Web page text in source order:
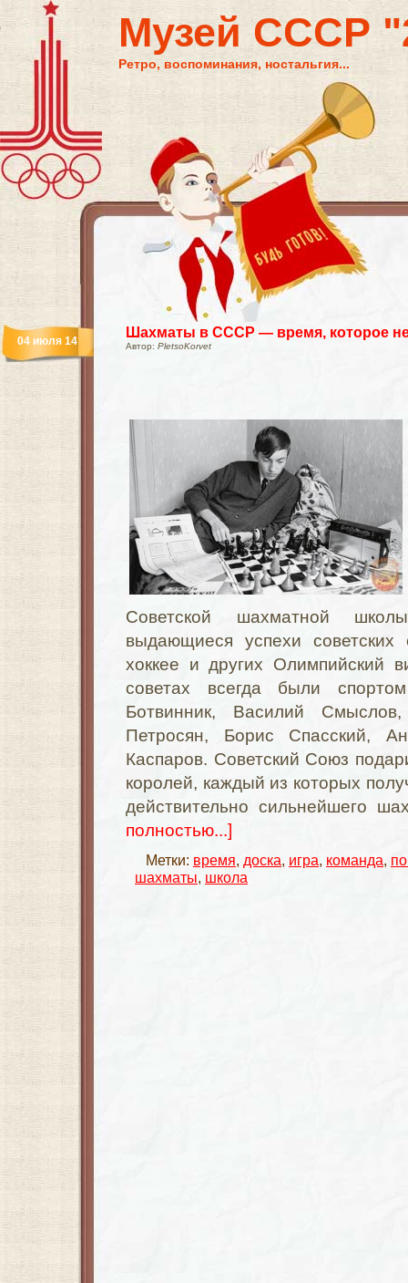
Музей СССР
Ретро, воспоминания, ностальгия...
Шахматы в СССР — время, которое
Автор: PletsoKorvet
04 июля 14
Советской шахматной
выдающиеся успехи
хоккее и других Олимпийский
советах всегда были
Ботвинник, Василий
Петросян, Борис Спасский,
Каспаров. Советский Союз
королей, каждый из которых
действительно сильнейшего
полностью...]
Метки: время, доска, игра, команда,
шахматы, школа